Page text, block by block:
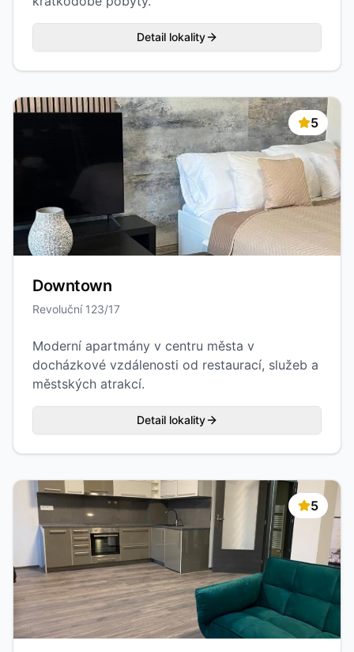
Detail lokality
5
Downtown
Revoluční 123/17
Moderní apartmány v centru města v
docházkové vzdálenosti od restaurací, služeb a
městských atrakcí.
Detail lokality
5